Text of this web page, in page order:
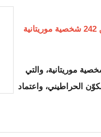
باهتمام على العريضة التي وقّعتها 242 شخصية موريتانية، والتي
الحراطيني، واعتماد
قائمة على المساواة